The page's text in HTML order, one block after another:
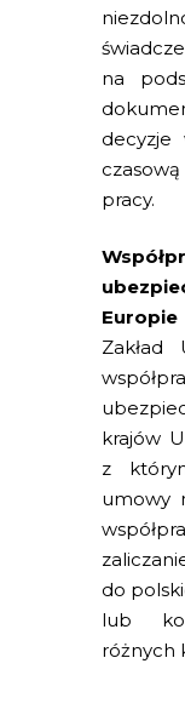
na
decyzje
pracy.
Europie
Zakład
krajów
z
umowy
do
lub
różnych